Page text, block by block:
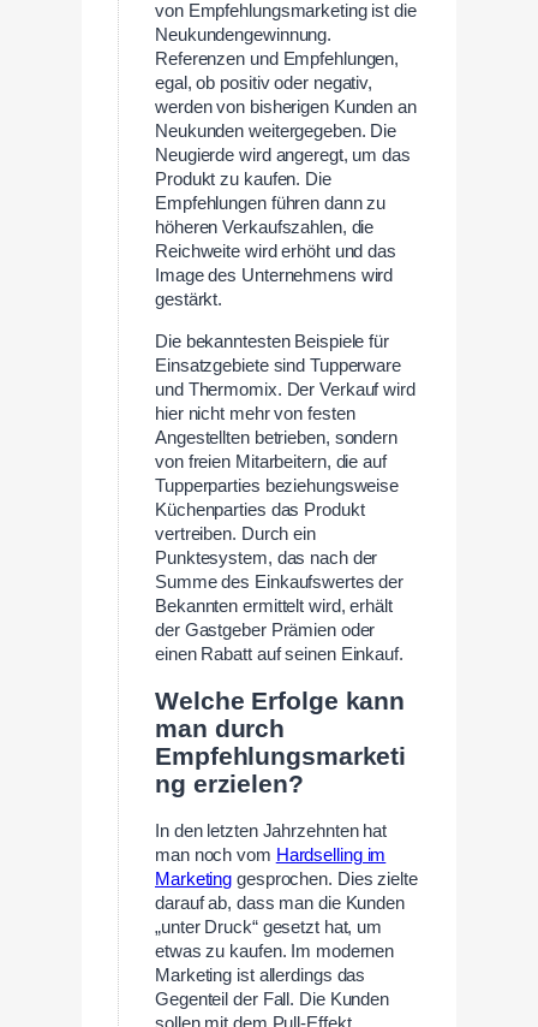
von Empfehlungsmarketing ist die
Neukundengewinnung.
Referenzen und Empfehlungen,
egal, ob positiv oder negativ,
werden von bisherigen Kunden an
Neukunden weitergegeben. Die
Neugierde wird angeregt, um das
Produkt zu kaufen. Die
Empfehlungen führen dann zu
höheren Verkaufszahlen, die
Reichweite wird erhöht und das
Image des Unternehmens wird
gestärkt.
Die bekanntesten Beispiele für
Einsatzgebiete sind Tupperware
und Thermomix. Der Verkauf wird
hier nicht mehr von festen
Angestellten betrieben, sondern
von freien Mitarbeitern, die auf
Tupperparties beziehungsweise
Küchenparties das Produkt
vertreiben. Durch ein
Punktesystem, das nach der
Summe des Einkaufswertes der
Bekannten ermittelt wird, erhält
der Gastgeber Prämien oder
einen Rabatt auf seinen Einkauf.
Welche Erfolge kann
man durch
Empfehlungsmarketi
ng erzielen?
In den letzten Jahrzehnten hat
man noch vom Hardselling im
Marketing gesprochen. Dies zielte
darauf ab, dass man die Kunden
„unter Druck“ gesetzt hat, um
etwas zu kaufen. Im modernen
Marketing ist allerdings das
Gegenteil der Fall. Die Kunden